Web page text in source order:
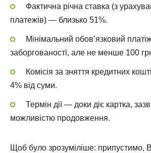
Фактична річна ставка (з
платежів) — близько 51%.
Мінімальний обов’язковий
заборгованості, але не менше 100
Комісія за зняття кредитних
4% від суми.
Термін дії — доки діє картка,
можливістю продовження.
Щоб було зрозуміліше: припустимо,